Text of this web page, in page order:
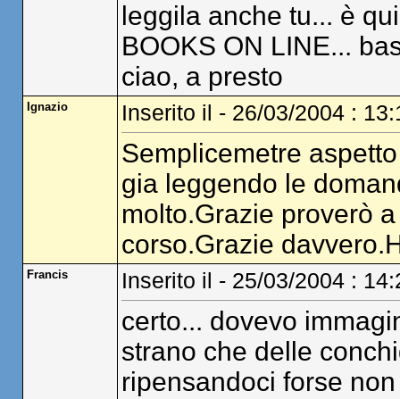
leggila anche tu... è
BOOKS ON LINE...
ciao, a presto
Ignazio Inserito il - 26/03/2004 :
Semplicemetre
gia leggendo le
molto.Grazie proverò
corso.Grazie
Francis Inserito il - 25/03/2004 :
certo... dovevo
strano che delle
ripensandoci forse